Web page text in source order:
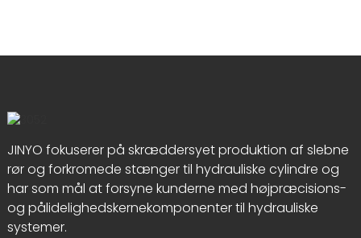
JINYO fokuserer på skræddersyet produktion af slebne
rør og forkromede stænger til hydrauliske cylindre og
har som mål at forsyne kunderne med højpræcisions-
og pålidelighedskernekomponenter til hydrauliske
systemer.